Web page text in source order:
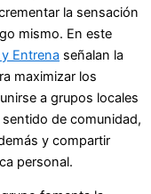
la sensación
mismo. En este
Entrena señalan la
maximizar los
a grupos locales
de comunidad,
y compartir
personal.